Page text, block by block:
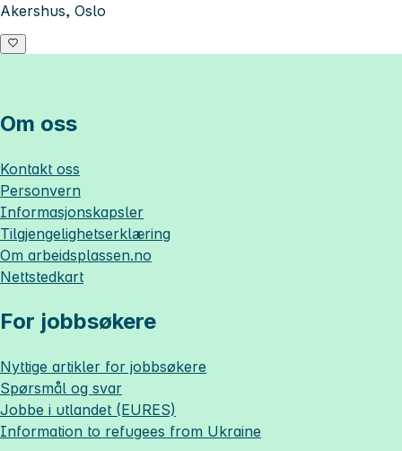
Akershus, Oslo
Om oss
Kontakt oss
Personvern
Informasjonskapsler
Tilgjengelighetserklæring
Om arbeidsplassen.no
Nettstedkart
For jobbsøkere
Nyttige artikler for jobbsøkere
Spørsmål og svar
Jobbe i utlandet (EURES)
Information to refugees from Ukraine